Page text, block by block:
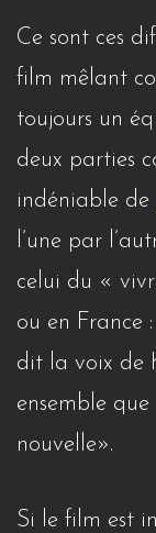
Ce sont ces
film mêlant
toujours un
deux parties
indéniable de
l’une par
celui du «
ou en France
dit la voix de
ensemble
nouvelle».
Si le film est